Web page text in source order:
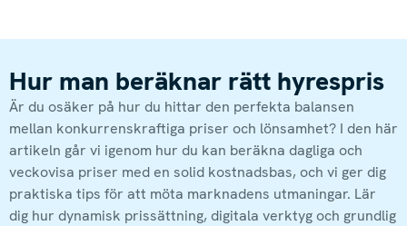
Hur man beräknar rätt hyrespris
Är du osäker på hur du hittar den perfekta balansen
mellan konkurrenskraftiga priser och lönsamhet? I den här
artikeln går vi igenom hur du kan beräkna dagliga och
veckovisa priser med en solid kostnadsbas, och vi ger dig
praktiska tips för att möta marknadens utmaningar. Lär
dig hur dynamisk prissättning, digitala verktyg och grundlig